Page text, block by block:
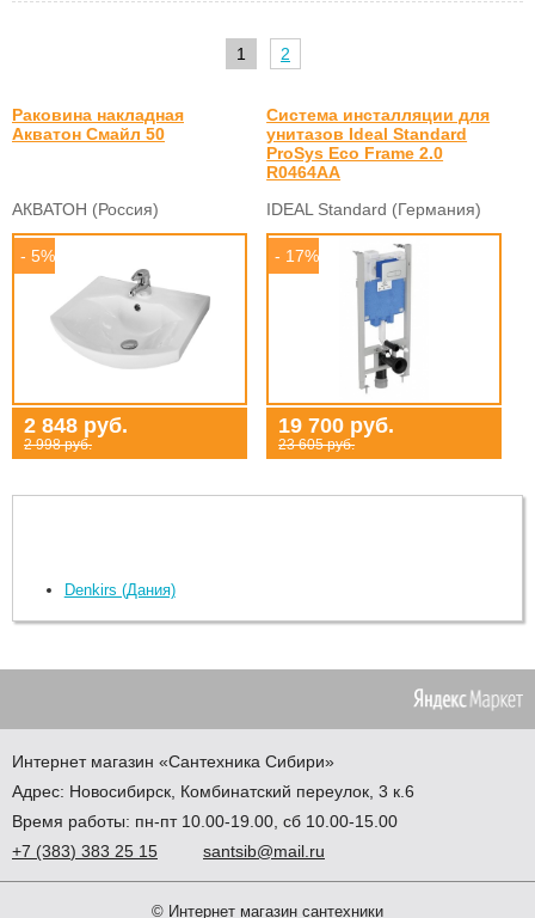
1 2
Раковина накладная
Акватон Смайл 50
АКВАТОН (Россия)
- 5%
2 848 руб.
2 998 руб.
Система инсталляции для
унитазов Ideal Standard
ProSys Eco Frame 2.0
R0464AA
IDEAL Standard (Германия)
- 17%
19 700 руб.
23 605 руб.
Denkirs (Дания)
Интернет магазин «Сантехника Сибири»
Адрес: Новосибирск Комбинатский переулок, 3 к.6
Время работы: пн-пт 10.00-19.00, сб 10.00-15.00
+7 (383) 383 25 15 santsib@mail.ru
© Интернет магазин сантехники